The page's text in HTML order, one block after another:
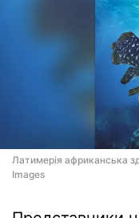
Латимерія африканська
Images